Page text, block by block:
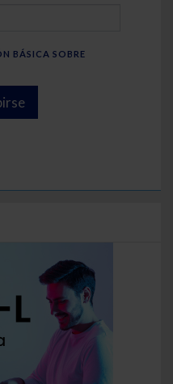
BÁSICA SOBRE